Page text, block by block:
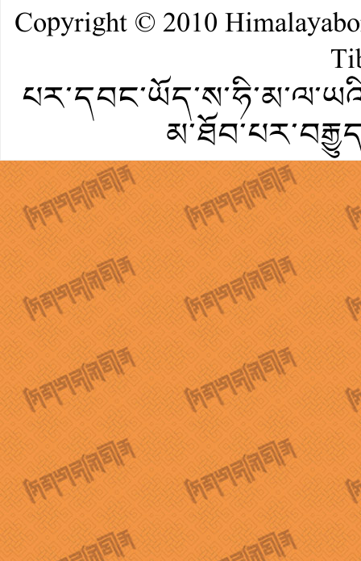
Copyright © 2010